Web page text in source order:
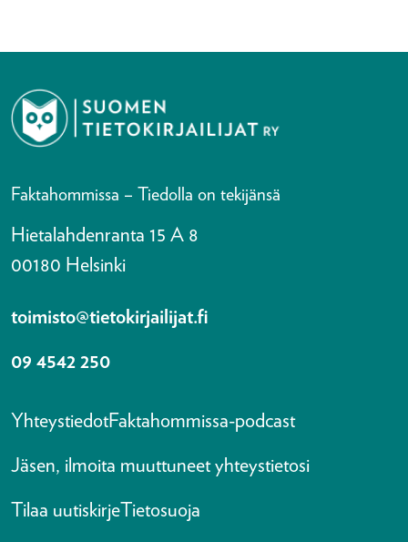
Faktahommissa – Tiedolla on tekijänsä
Hietalahdenranta 15 A 8
00180 Helsinki
toimisto@tietokirjailijat.fi
09 4542 250
YhteystiedotFaktahommissa-podcast
Jäsen, ilmoita muuttuneet yhteystietosi
Tilaa uutiskirjeTietosuoja